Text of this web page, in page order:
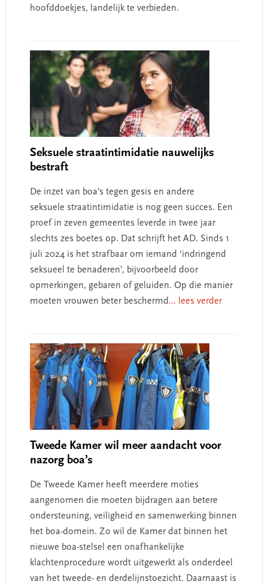
hoofddoekjes, landelijk te verbieden.
Seksuele straatintimidatie nauwelijks
bestraft
De inzet van boa’s tegen gesis en andere
seksuele straatintimidatie is nog geen succes. Een
proef in zeven gemeentes leverde in twee jaar
slechts zes boetes op. Dat schrijft het AD. Sinds 1
juli 2024 is het strafbaar om iemand ‘indringend
seksueel te benaderen’, bijvoorbeeld door
opmerkingen, gebaren of geluiden. Op die manier
moeten vrouwen beter beschermd ... lees verder
Tweede Kamer wil meer aandacht voor
nazorg boa’s
De Tweede Kamer heeft meerdere moties
aangenomen die moeten bijdragen aan betere
ondersteuning, veiligheid en samenwerking binnen
het boa-domein. Zo wil de Kamer dat binnen het
nieuwe boa-stelsel een onafhankelijke
klachtenprocedure wordt uitgewerkt als onderdeel
van het tweede- en derdelijnstoezicht. Daarnaast is